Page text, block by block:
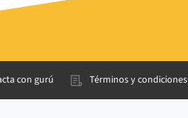
con gurú Términos y condiciones